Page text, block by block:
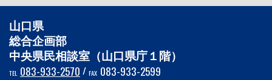
山口県
総合企画部
中央県民相談室（山口県庁１階）
TEL 083-933-2570 / FAX 083-933-2599